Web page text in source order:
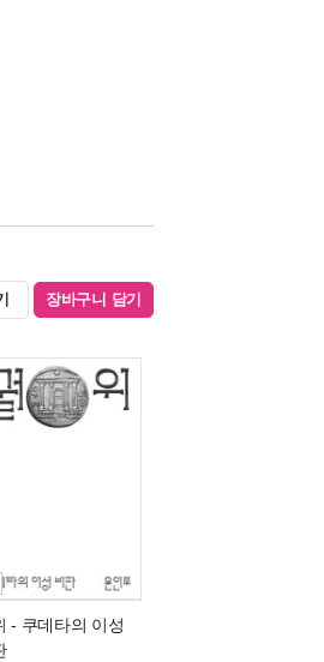
장바구니 담기
- 쿠데타의 이성